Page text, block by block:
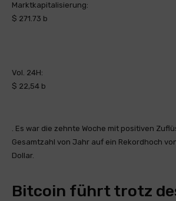
Marktkapitalisierung:
$ 271.73 b
Vol. 24H:
$ 22,54 b
. Es war die zehnte Woche mit positiven
Gesamtzahl von Jahr auf ein Rekordhoch von
Dollar.
Bitcoin führt trotz